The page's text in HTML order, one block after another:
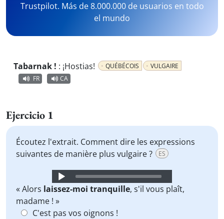
Trustpilot. Más de 8.000.000 de usuarios en todo
el mundo
Tabarnak ! : ¡Hostias! QUÉBÉCOIS
VULGAIRE
FR
CA
Ejercicio 1
Écoutez l'extrait. Comment dire les expressions
suivantes de manière plus vulgaire ?
ES
Audio
Player
« Alors laissez-moi tranquille, s'il vous plaît,
madame ! »
C'est pas vos oignons !